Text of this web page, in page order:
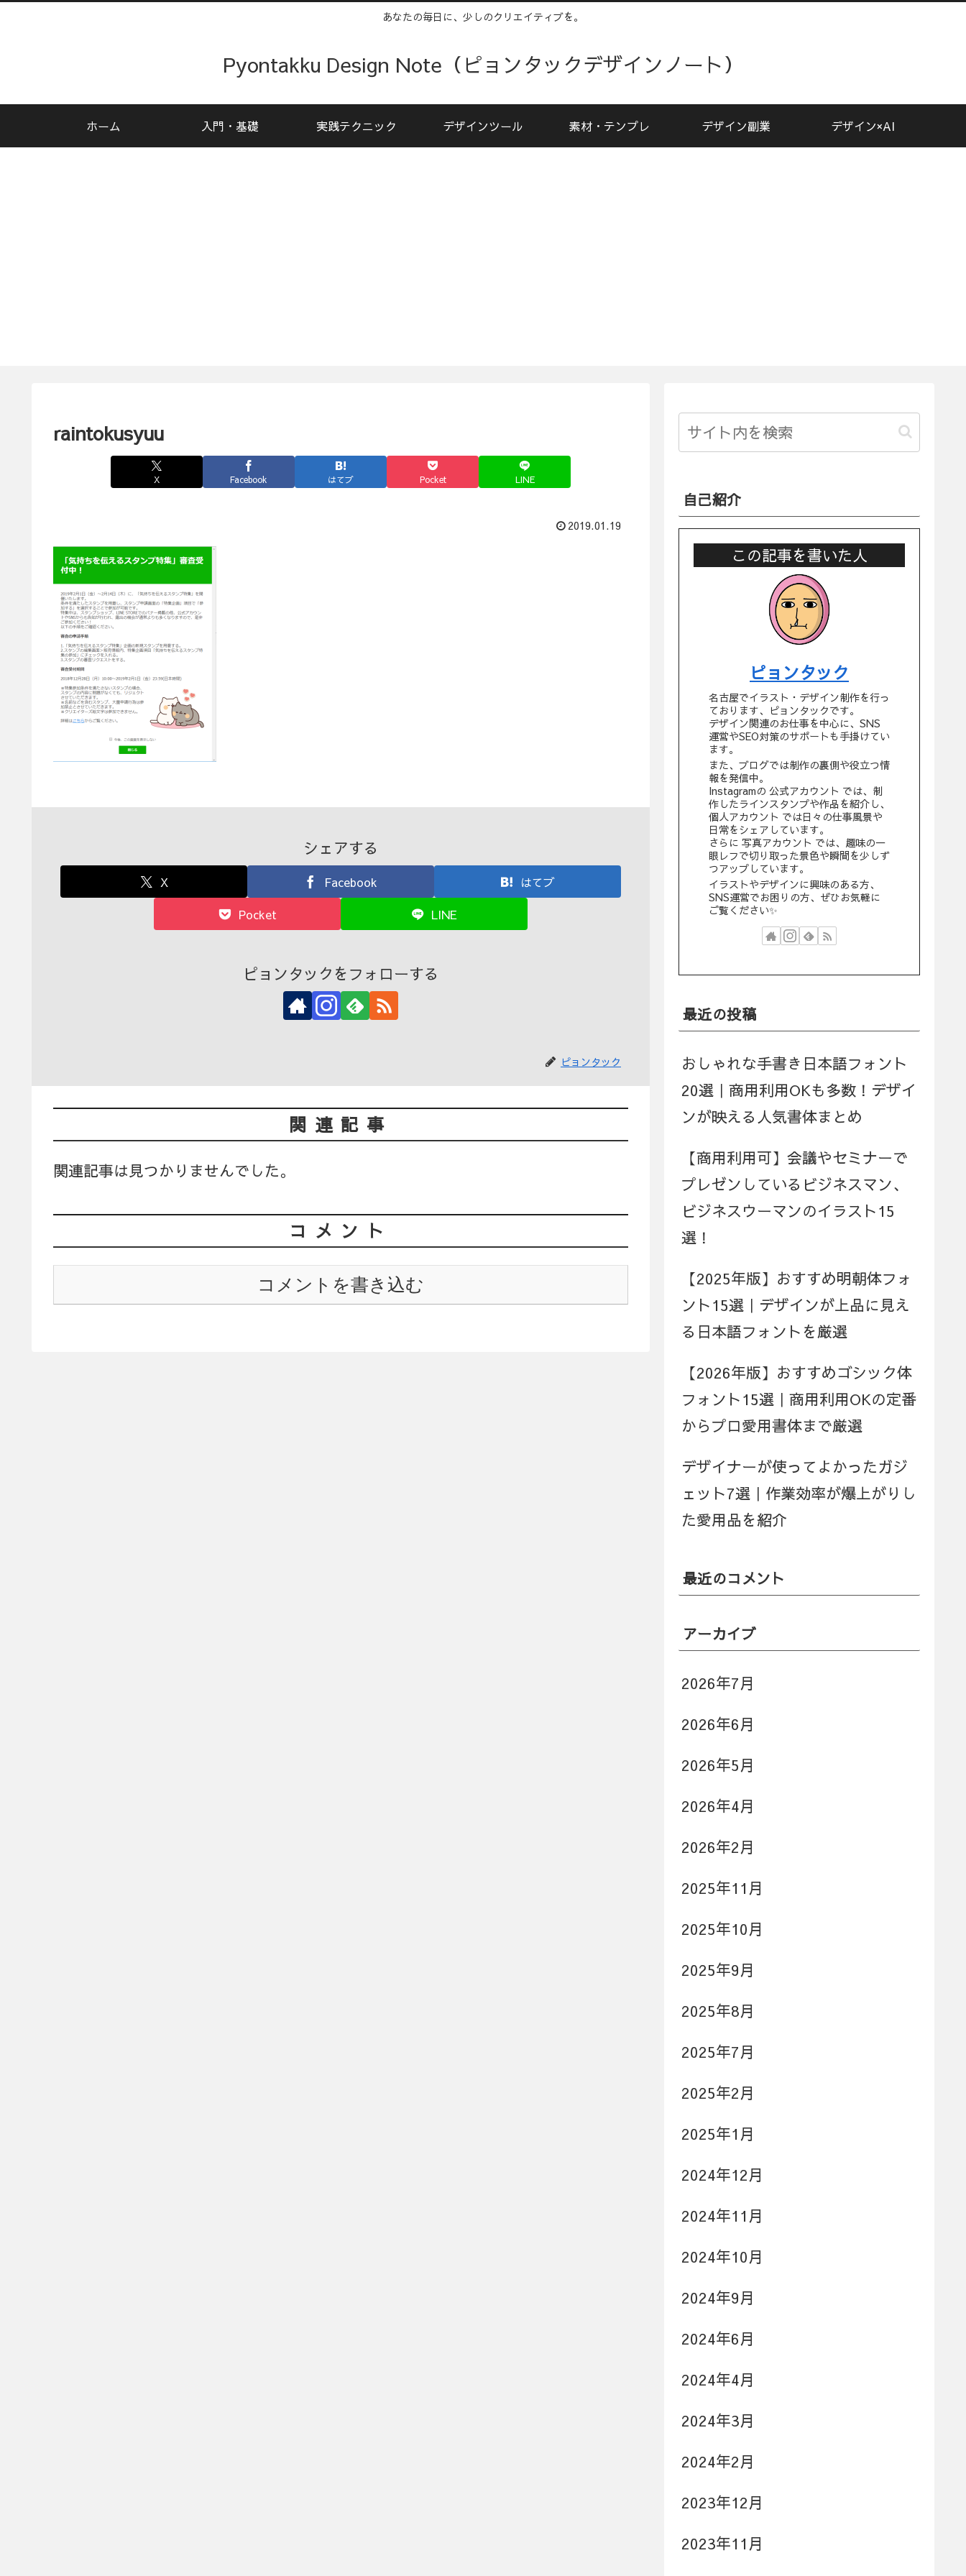
あなたの毎日に、少しのクリエイティブを。
Pyontakku Design Note（ピョンタックデザインノート）
ホーム 入門・基礎 実践テクニック デザインツール 素材・テンプレ デザイン副業 デザイン×AI
raintokusyuu
X Facebook はてブ Pocket LINE
2019.01.19
シェアする
X Facebook はてブ
Pocket LINE
ピョンタックをフォローする
ピョンタック
関連記事
関連記事は見つかりませんでした。
コメント
コメントを書き込む
自己紹介
この記事を書いた人
ピョンタック
名古屋でイラスト・デザイン制作を行っ
ております、ピョンタックです。
デザイン関連のお仕事を中心に、SNS
運営やSEO対策のサポートも手掛けてい
ます。
また、ブログでは制作の裏側や役立つ情
報を発信中。
Instagramの 公式アカウント では、制
作したラインスタンプや作品を紹介し、
個人アカウント では日々の仕事風景や
日常をシェアしています。
さらに 写真アカウント では、趣味の一
眼レフで切り取った景色や瞬間を少しず
つアップしています。
イラストやデザインに興味のある方、
SNS運営でお困りの方、ぜひお気軽に
ご覧ください✨
最近の投稿
おしゃれな手書き日本語フォント
20選｜商用利用OKも多数！デザイ
ンが映える人気書体まとめ
【商用利用可】会議やセミナーで
プレゼンしているビジネスマン、
ビジネスウーマンのイラスト15
選！
【2025年版】おすすめ明朝体フォ
ント15選｜デザインが上品に見え
る日本語フォントを厳選
【2026年版】おすすめゴシック体
フォント15選｜商用利用OKの定番
からプロ愛用書体まで厳選
デザイナーが使ってよかったガジ
ェット7選｜作業効率が爆上がりし
た愛用品を紹介
最近のコメント
アーカイブ
2026年7月
2026年6月
2026年5月
2026年4月
2026年2月
2025年11月
2025年10月
2025年9月
2025年8月
2025年7月
2025年2月
2025年1月
2024年12月
2024年11月
2024年10月
2024年9月
2024年6月
2024年4月
2024年3月
2024年2月
2023年12月
2023年11月